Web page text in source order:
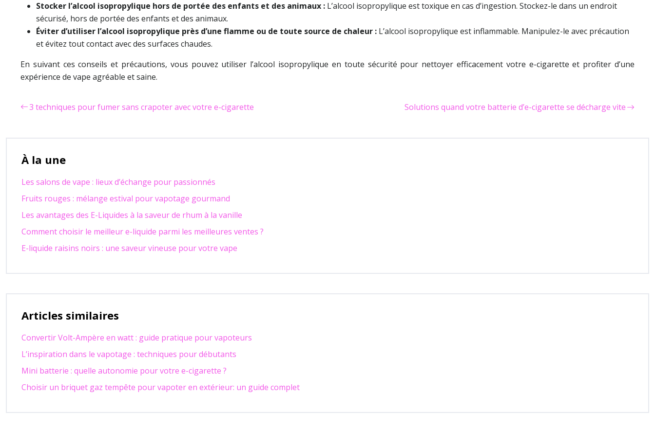
Stocker l’alcool isopropylique hors de portée des enfants et des animaux : L’alcool isopropylique est toxique en cas d’ingestion. Stockez-le dans un endroit
sécurisé, hors de portée des enfants et des animaux.
Éviter d’utiliser l’alcool isopropylique près d’une flamme ou de toute source de chaleur : L’alcool isopropylique est inflammable. Manipulez-le avec précaution
et évitez tout contact avec des surfaces chaudes.
En suivant ces conseils et précautions, vous pouvez utiliser l’alcool isopropylique en toute sécurité pour nettoyer efficacement votre e-cigarette et profiter d’une
expérience de vape agréable et saine.
3 techniques pour fumer sans crapoter avec votre e-cigarette Solutions quand votre batterie d’e-cigarette se décharge vite
À la une
Les salons de vape : lieux d’échange pour passionnés
Fruits rouges : mélange estival pour vapotage gourmand
Les avantages des E-Liquides à la saveur de rhum à la vanille
Comment choisir le meilleur e-liquide parmi les meilleures ventes ?
E-liquide raisins noirs : une saveur vineuse pour votre vape
Articles similaires
Convertir Volt-Ampère en watt : guide pratique pour vapoteurs
L’inspiration dans le vapotage : techniques pour débutants
Mini batterie : quelle autonomie pour votre e-cigarette ?
Choisir un briquet gaz tempête pour vapoter en extérieur: un guide complet